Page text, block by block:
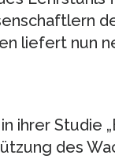
liefert nun
ihrer Studie
des